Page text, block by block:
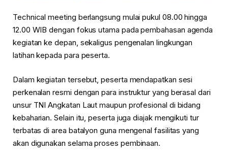
Technical meeting berlangsung mulai pukul 08.00 hingga
12.00 WIB dengan fokus utama pada pembahasan agenda
kegiatan ke depan, sekaligus pengenalan lingkungan
latihan kepada para peserta.
Dalam kegiatan tersebut, peserta mendapatkan sesi
perkenalan resmi dengan para instruktur yang berasal dari
unsur TNI Angkatan Laut maupun profesional di bidang
kebaharian. Selain itu, peserta juga diajak mengikuti tur
terbatas di area batalyon guna mengenal fasilitas yang
akan digunakan selama proses pembinaan.